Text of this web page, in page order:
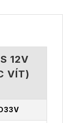
12V
VÍT)